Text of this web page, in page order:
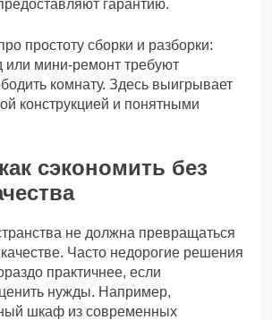
гарантию.
простоту сборки и разборки:
или мини-ремонт требуют
комнату. Здесь выигрывает
конструкцией и понятными
сэкономить без
не должна превращаться
Часто недорогие решения
практичнее, если
нужды. Например,
шкаф из современных